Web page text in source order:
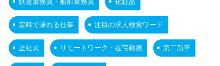
定時で帰れる仕事 注目の求人検索ワード
正社員 リモートワーク・在宅勤務 第二新卒